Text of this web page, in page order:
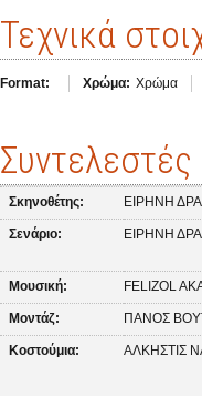
Τεχνικά
Format: Χρώμα: Χρώμα
Συντελεστές
Σκηνοθέτης: ΕΙΡΗΝΗ
Σενάριο: ΕΙΡΗΝΗ
Μουσική: FELIZOL
Μοντάζ: ΠΑΝΟΣ
Κοστούμια: ΑΛΚΗΣΤΙΣ